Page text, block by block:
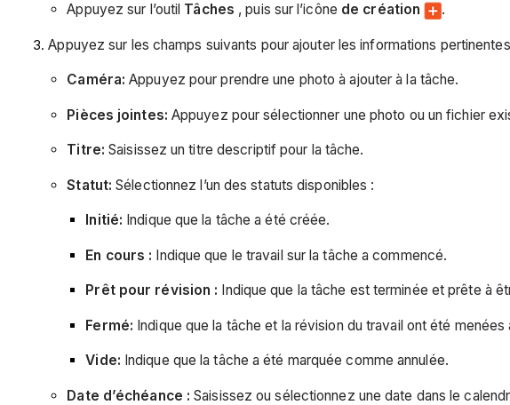
Appuyez sur l’outil Tâches , puis sur l’icône de création .
Appuyez sur les champs suivants pour ajouter les informations
Caméra: Appuyez pour prendre une photo à ajouter à la tâche.
Pièces jointes: Appuyez pour sélectionner une photo ou un fichier
Titre: Saisissez un titre descriptif pour la tâche.
Statut: Sélectionnez l’un des statuts disponibles :
Initié: Indique que la tâche a été créée.
En cours : Indique que le travail sur la tâche a commencé.
Prêt pour révision : Indique que la tâche est terminée et prête à
Fermé: Indique que la tâche et la révision du travail ont été menées
Vide: Indique que la tâche a été marquée comme annulée.
Date d’échéance : Saisissez ou sélectionnez une date dans le